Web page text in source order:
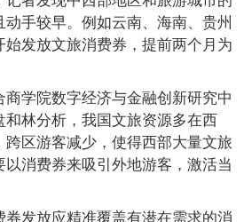
手较早。例如云南、海南、贵州
发放文旅消费券，提前两个月为
学院数字经济与金融创新研究中
林分析，我国文旅资源多在西
区游客减少，使得西部大量文旅
消费券来吸引外地游客，激活当
发放应精准覆盖有潜在需求的消